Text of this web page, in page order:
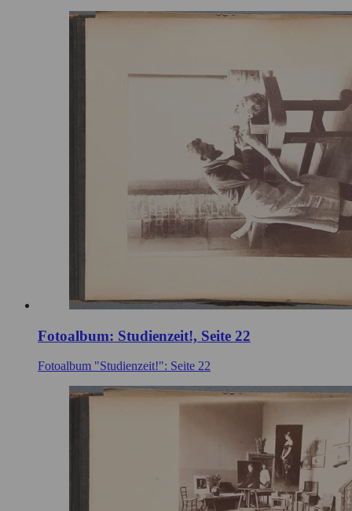
Fotoalbum: Studienzeit!, Seite 22
Fotoalbum "Studienzeit!": Seite 22